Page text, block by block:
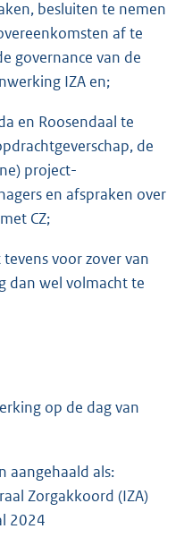
besluiten te nemen
af te
governance van de
IZA en;
en Roosendaal te
de
project-
en afspraken over
CZ;
voor zover van
dan wel volmacht te
op de dag van
aangehaald als:
Zorgakkoord (IZA)
2024